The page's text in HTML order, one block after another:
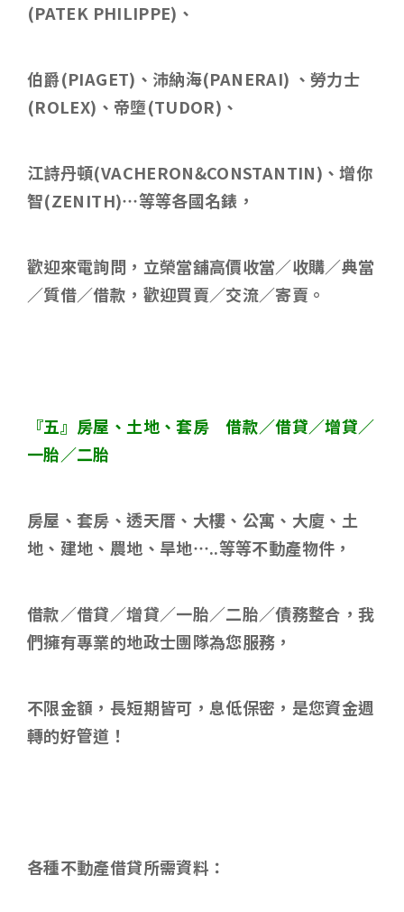
(PATEK PHILIPPE) 、
伯爵(PIAGET) 、沛納海(PANERAI) 、勞力士
(ROLEX) 、帝墮(TUDOR) 、
江詩丹頓(VACHERON&CONSTANTIN) 、增你
智(ZENITH)…等等各國名錶，
歡迎來電詢問，立榮當舖高價收當／收購／典當
／質借／借款，歡迎買賣／交流／寄賣。
『五』房屋、土地、套房 借款／借貸／增貸／
一胎／二胎
房屋、套房、透天厝、大樓、公寓、大廈、土
地、建地、農地、旱地…..等等不動產物件，
借款／借貸／增貸／一胎／二胎／債務整合，我
們擁有專業的地政士團隊為您服務，
不限金額，長短期皆可，息低保密，是您資金週
轉的好管道！
各種不動產借貸所需資料 ：